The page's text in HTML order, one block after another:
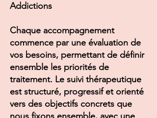
Addictions
Chaque accompagnement
commence par une évaluation de
vos besoins, permettant de définir
ensemble les priorités de
traitement. Le suivi thérapeutique
est structuré, progressif et orienté
vers des objectifs concrets que